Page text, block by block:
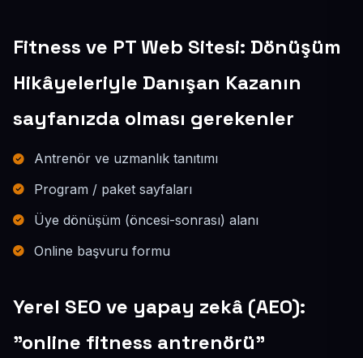
Fitness ve PT Web Sitesi: Dönüşüm
Hikâyeleriyle Danışan Kazanın
sayfanızda olması gerekenler
Antrenör ve uzmanlık tanıtımı
Program / paket sayfaları
Üye dönüşüm (öncesi-sonrası) alanı
Online başvuru formu
Yerel SEO ve yapay zekâ (AEO):
"online fitness antrenörü"